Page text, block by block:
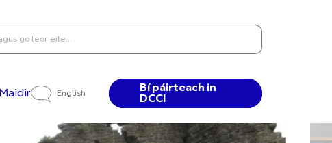
Maidir English
Bí páirteach in
DCCI